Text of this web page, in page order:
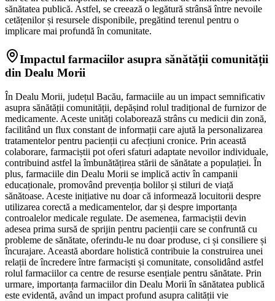
sănătatea publică. Astfel, se creează o legătură strânsă între nevoile
cetățenilor și resursele disponibile, pregătind terenul pentru o
implicare mai profundă în comunitate.
Impactul farmaciilor asupra sănătății comunității
din Dealu Morii
În Dealu Morii, județul Bacău, farmaciile au un impact semnificativ
asupra sănătății comunității, depășind rolul tradițional de furnizor de
medicamente. Aceste unități colaborează strâns cu medicii din zonă,
facilitând un flux constant de informații care ajută la personalizarea
tratamentelor pentru pacienții cu afecțiuni cronice. Prin această
colaborare, farmaciștii pot oferi sfaturi adaptate nevoilor individuale,
contribuind astfel la îmbunătățirea stării de sănătate a populației. În
plus, farmaciile din Dealu Morii se implică activ în campanii
educaționale, promovând prevenția bolilor și stiluri de viață
sănătoase. Aceste inițiative nu doar că informează locuitorii despre
utilizarea corectă a medicamentelor, dar și despre importanța
controalelor medicale regulate. De asemenea, farmaciștii devin
adesea prima sursă de sprijin pentru pacienții care se confruntă cu
probleme de sănătate, oferindu-le nu doar produse, ci și consiliere și
încurajare. Această abordare holistică contribuie la construirea unei
relații de încredere între farmaciști și comunitate, consolidând astfel
rolul farmaciilor ca centre de resurse esențiale pentru sănătate. Prin
urmare, importanța farmaciilor din Dealu Morii în sănătatea publică
este evidentă, având un impact profund asupra calității vie